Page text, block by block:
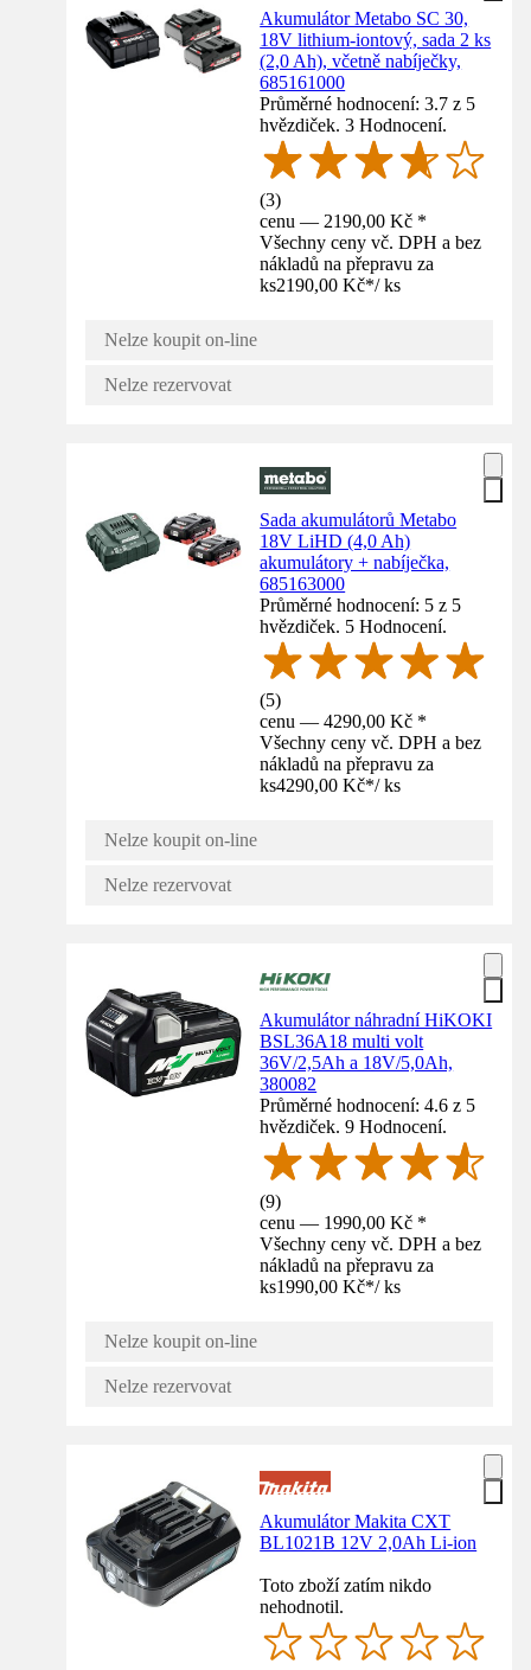
Akumulátor Metabo SC 30,
18V lithium-iontový, sada 2 ks
(2,0 Ah), včetně nabíječky,
685161000
Průměrné hodnocení: 3.7 z 5
hvězdiček. 3 Hodnocení.
(3)
cenu — 2190,00 Kč *
Všechny ceny vč. DPH a bez
nákladů na přepravu za
ks2190,00 Kč*/ ks
Nelze koupit on-line
Nelze rezervovat
Sada akumulátorů Metabo
18V LiHD (4,0 Ah)
akumulátory + nabíječka,
685163000
Průměrné hodnocení: 5 z 5
hvězdiček. 5 Hodnocení.
(5)
cenu — 4290,00 Kč *
Všechny ceny vč. DPH a bez
nákladů na přepravu za
ks4290,00 Kč*/ ks
Nelze koupit on-line
Nelze rezervovat
Akumulátor náhradní HiKOKI
BSL36A18 multi volt
36V/2,5Ah a 18V/5,0Ah,
380082
Průměrné hodnocení: 4.6 z 5
hvězdiček. 9 Hodnocení.
(9)
cenu — 1990,00 Kč *
Všechny ceny vč. DPH a bez
nákladů na přepravu za
ks1990,00 Kč*/ ks
Nelze koupit on-line
Nelze rezervovat
Akumulátor Makita CXT
BL1021B 12V 2,0Ah Li-ion
Toto zboží zatím nikdo
nehodnotil.